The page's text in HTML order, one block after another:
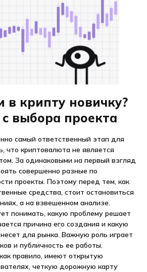
в крипту новичку?
выбора проекта
самый ответственный этап для
что криптовалюта не является
За одинаковыми на первый взгляд
совершенно разные по
проекты. Поэтому перед тем, как
средства, стоит остановиться
а на взвешенном анализе.
понимать, какую проблему решает
причина его создания и какую
для рынка. Важную роль играет
и публичность ее работы.
правило, имеют открытую
четкую дорожную карту